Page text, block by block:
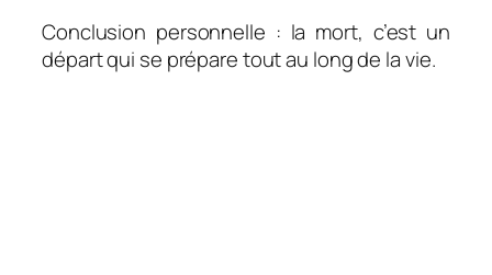
Conclusion personnelle : la mort, c’est un
départ qui se prépare tout au long de la vie.